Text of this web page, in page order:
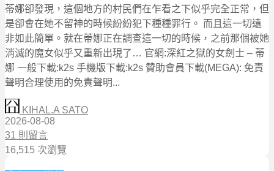
蒂娜卻發現，這個地方的村民們在乍看之下似乎完全正常，但
是卻會在她不留神的時候紛紛犯下種種罪行。 而且這一切遠
非如此簡單。就在蒂娜正在調查這一切的時候，之前那個被她
消滅的魔女似乎又重新出現了… 官網:深紅之獄的女劍士 – 蒂
娜 一般下載:k2s 手機版下載:k2s 贊助會員下載(MEGA): 免責
聲明合理使用的免責聲明...
KIHAL.A SATO
2026-08-08
31 則留言
16,515 次瀏覽